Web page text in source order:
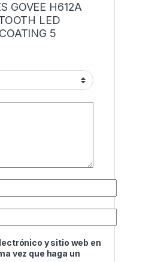
GOVEE H612A
LED
5
y sitio web en
vez que haga un